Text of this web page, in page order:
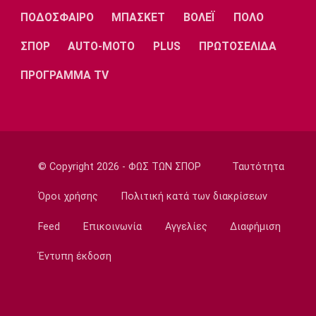
14:50
Super League 1
14:35
ΠΑΟΚ: Ανεβαίνει ο Γιαννούλης
Ιωνικός: Ενισχύθηκε με τον Παγώνη
ΠΟΔΟΣΦΑΙΡΟ ΜΠΑΣΚΕΤ ΒΟΛΕΪ ΠΟΛΟ
ΣΠΟΡ AUTO-MOTO PLUS ΠΡΩΤΟΣΕΛΙΔΑ
ΠΡΟΓΡΑΜΜΑ TV
© Copyright 2026 - ΦΩΣ ΤΩΝ ΣΠΟΡ Ταυτότητα
Όροι χρήσης Πολιτική κατά των διακρίσεων
Feed Επικοινωνία Αγγελίες Διαφήμιση
Έντυπη έκδοση